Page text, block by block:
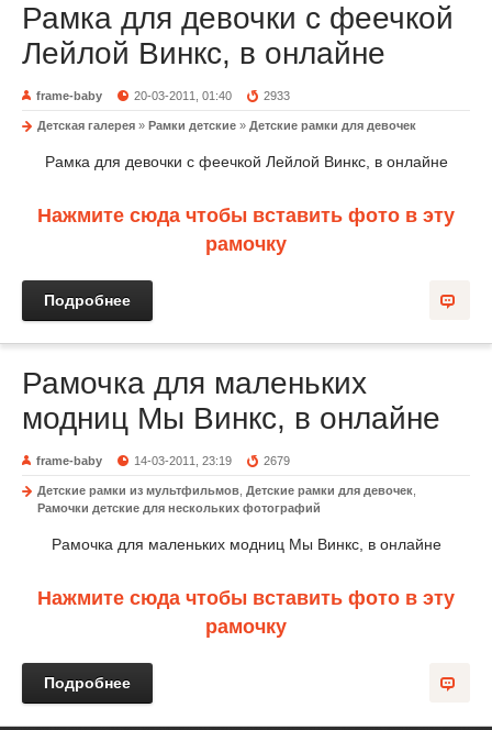
Рамка для девочки с феечкой
Лейлой Винкс, в онлайне
frame-baby 20-03-2011, 01:40 2933
Детская галерея » Рамки детские » Детские рамки для девочек
Рамка для девочки с феечкой Лейлой Винкс, в онлайне
Нажмите сюда чтобы вставить фото в эту
рамочку
Подробнее
Рамочка для маленьких
модниц Мы Винкс, в онлайне
frame-baby 14-03-2011, 23:19 2679
Детские рамки из мультфильмов Детские рамки для девочек
Рамочки детские для нескольких фотографий
Рамочка для маленьких модниц Мы Винкс, в онлайне
Нажмите сюда чтобы вставить фото в эту
рамочку
Подробнее